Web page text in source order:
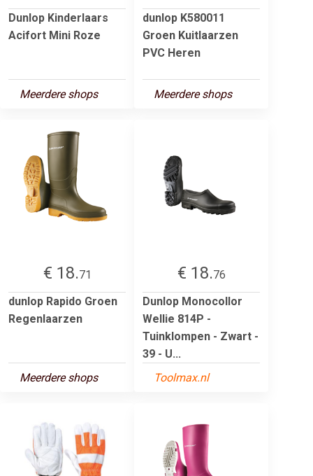
Dunlop Kinderlaars
Acifort Mini Roze
Meerdere shops
dunlop K580011
Groen Kuitlaarzen
PVC Heren
Meerdere shops
€ 18.71
dunlop Rapido Groen
Regenlaarzen
Meerdere shops
€ 18.76
Dunlop Monocollor
Wellie 814P -
Tuinklompen - Zwart -
39 - U...
Toolmax.nl